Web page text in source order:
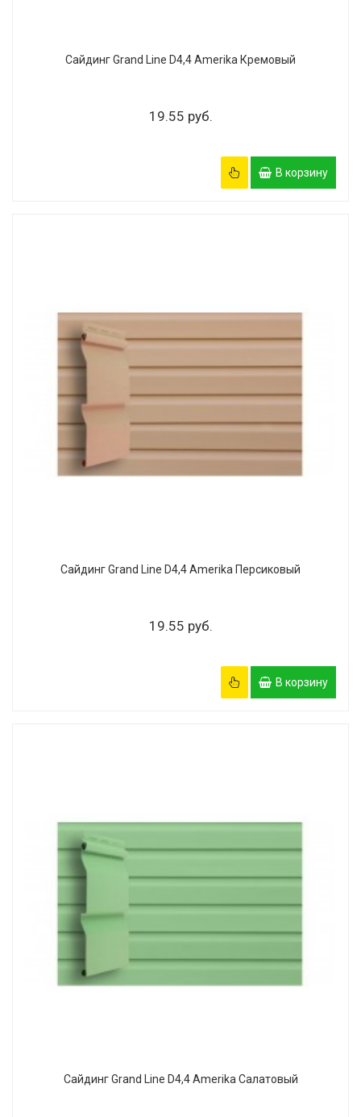
Сайдинг Grand Line D4,4 Amerika Кремовый
19.55 руб.
В корзину
Сайдинг Grand Line D4,4 Amerika Персиковый
19.55 руб.
В корзину
Сайдинг Grand Line D4,4 Amerika Салатовый